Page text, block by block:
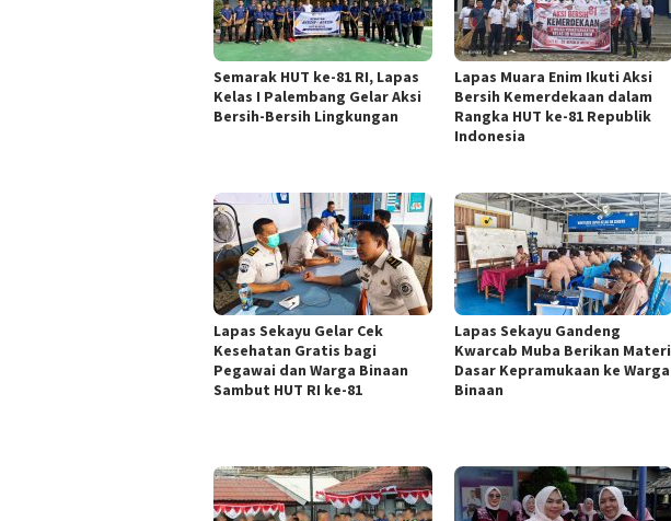
Semarak HUT ke-81 RI, Lapas
Kelas I Palembang Gelar Aksi
Bersih-Bersih Lingkungan
Lapas Muara Enim Ikuti Aksi
Bersih Kemerdekaan dalam
Rangka HUT ke-81 Republik
Indonesia
Lapas Sekayu Gelar Cek
Kesehatan Gratis bagi
Pegawai dan Warga Binaan
Sambut HUT RI ke-81
Lapas Sekayu Gandeng
Kwarcab Muba Berikan Materi
Dasar Kepramukaan ke Warga
Binaan